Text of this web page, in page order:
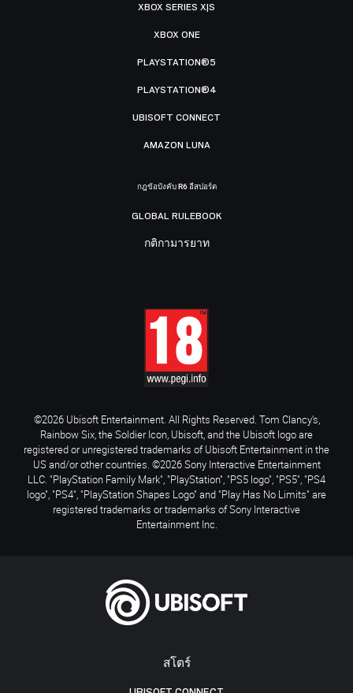
สโตร์
XBOX SERIES X|S
XBOX ONE
PLAYSTATION®5
PLAYSTATION®4
UBISOFT CONNECT
AMAZON LUNA
กฎข้อบังคับ R6 อีสปอร์ต
GLOBAL RULEBOOK
กติกามารยาท
©2026 Ubisoft Entertainment. All Rights Reserved. Tom Clancy’s,
Rainbow Six, the Soldier Icon, Ubisoft, and the Ubisoft logo are
registered or unregistered trademarks of Ubisoft Entertainment in the
US and/or other countries. ©2026 Sony Interactive Entertainment
LLC. "PlayStation Family Mark", "PlayStation", "PS5 logo", "PS5", "PS4
logo", "PS4", "PlayStation Shapes Logo" and "Play Has No Limits" are
registered trademarks or trademarks of Sony Interactive
Entertainment Inc.